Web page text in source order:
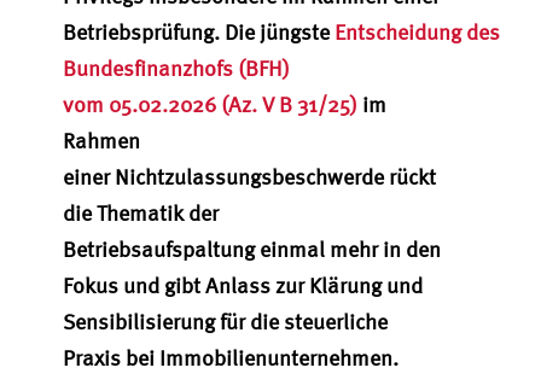
Betriebsprüfung. Die jüngsteEntscheidung des
Bundesfinanzhofs (BFH)
vom 05.02.2026 (Az. V B 31/25) im
Rahmen
einer Nichtzulassungsbeschwerde rückt
die Thematik der
Betriebsaufspaltung einmal mehr in den
Fokus und gibt Anlass zur Klärung und
Sensibilisierung für die steuerliche
Praxis bei Immobilienunternehmen.